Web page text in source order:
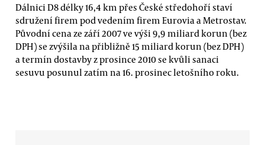
Dálnici D8 délky 16,4 km přes České středohoří staví
sdružení firem pod vedením firem Eurovia a Metrostav.
Původní cena ze září 2007 ve výši 9,9 miliard korun (bez
DPH) se zvýšila na přibližně 15 miliard korun (bez DPH)
a termín dostavby z prosince 2010 se kvůli sanaci
sesuvu posunul zatím na 16. prosinec letošního roku.